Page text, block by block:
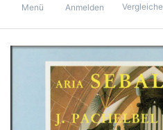
Menü Anmelden